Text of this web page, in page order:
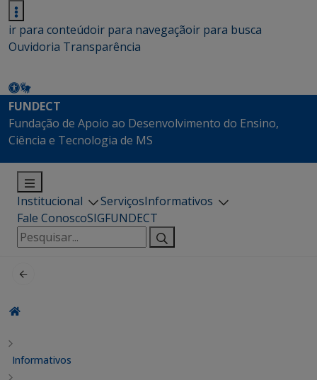
ir para conteúdoir para navegaçãoir para busca
Ouvidoria Transparência
FUNDECT
Fundação de Apoio ao Desenvolvimento do Ensino,
Ciência e Tecnologia de MS
Institucional ServiçosInformativos
Fale ConoscoSIGFUNDECT
Pesquisar
por:
Informativos